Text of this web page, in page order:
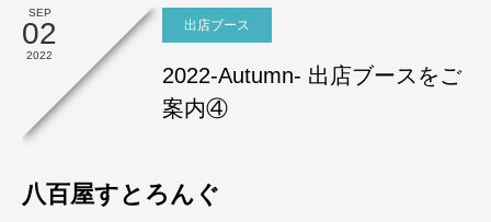
SEP
02
2022
出店ブース
2022-Autumn- 出店ブースをご
案内④
八百屋すとろんぐ